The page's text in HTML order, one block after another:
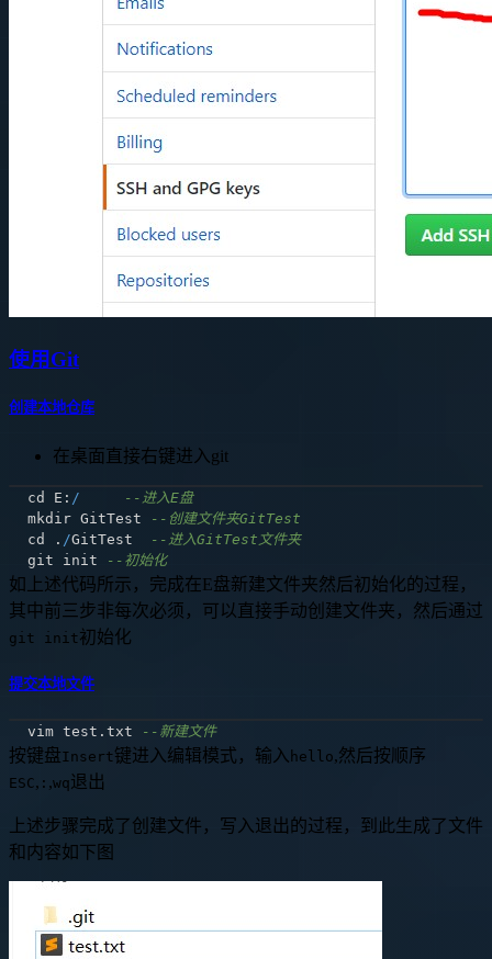
使用Git
创建本地仓库
在桌面直接右键进入git
cd E : /
--进入E盘
mkdir GitTest
--创建文件夹GitTest
cd
. /GitTest
--进入GitTest文件夹
git init
--初始化
如上述代码所示，完成在E盘新建文件夹然后初始化的过程，
其中前三步非每次必须，可以直接手动创建文件夹，然后通过
git init初始化
提交本地文件
vim test . txt --新建文件
按键盘Insert键进入编辑模式，输入 hello,然后按顺序
ESC, : ,wq退出
上述步骤完成了创建文件，写入退出的过程，到此生成了文件
和内容如下图